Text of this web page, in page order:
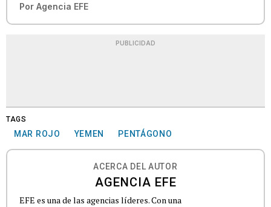
Por Agencia EFE
PUBLICIDAD
TAGS
MAR ROJO YEMEN PENTÁGONO
ACERCA DEL AUTOR
AGENCIA EFE
EFE es una de las agencias líderes. Con una